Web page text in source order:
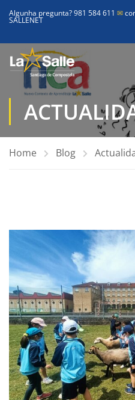
Algunha pregunta? 981 584 611 ✉
SALLENET
Home Blog